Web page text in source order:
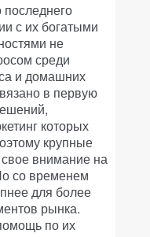
последнего
с их богатыми
не
среди
и домашних
в первую
которых
крупные
внимание на
со временем
для более
рынка.
по их